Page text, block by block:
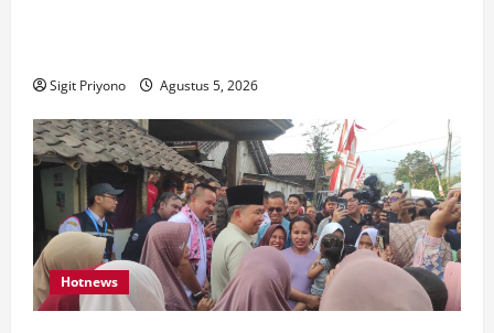
Sigit Priyono Agustus 5, 2026
Hotnews